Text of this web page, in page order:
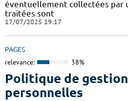
éventuellement collectées par
traitées sont
17/07/2025 19:17
PAGES
relevance: 38%
Politique de
personnelles